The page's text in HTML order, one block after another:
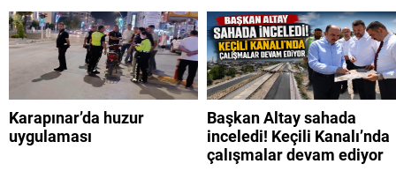
Karapınar’da huzur
uygulaması
Başkan Altay sahada
inceledi! Keçili Kanalı’nda
çalışmalar devam ediyor